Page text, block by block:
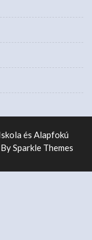
és Alapfokú
Sparkle Themes